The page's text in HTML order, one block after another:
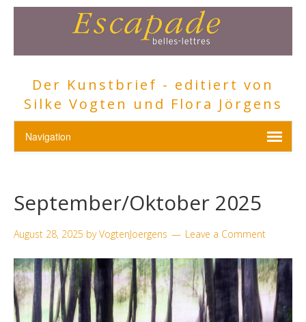
Der Kunstbrief - editiert von
Silke Vogten und Flora Jörgens
September/Oktober 2025
August 28, 2025 byVogtenJoergens Leave a Comment